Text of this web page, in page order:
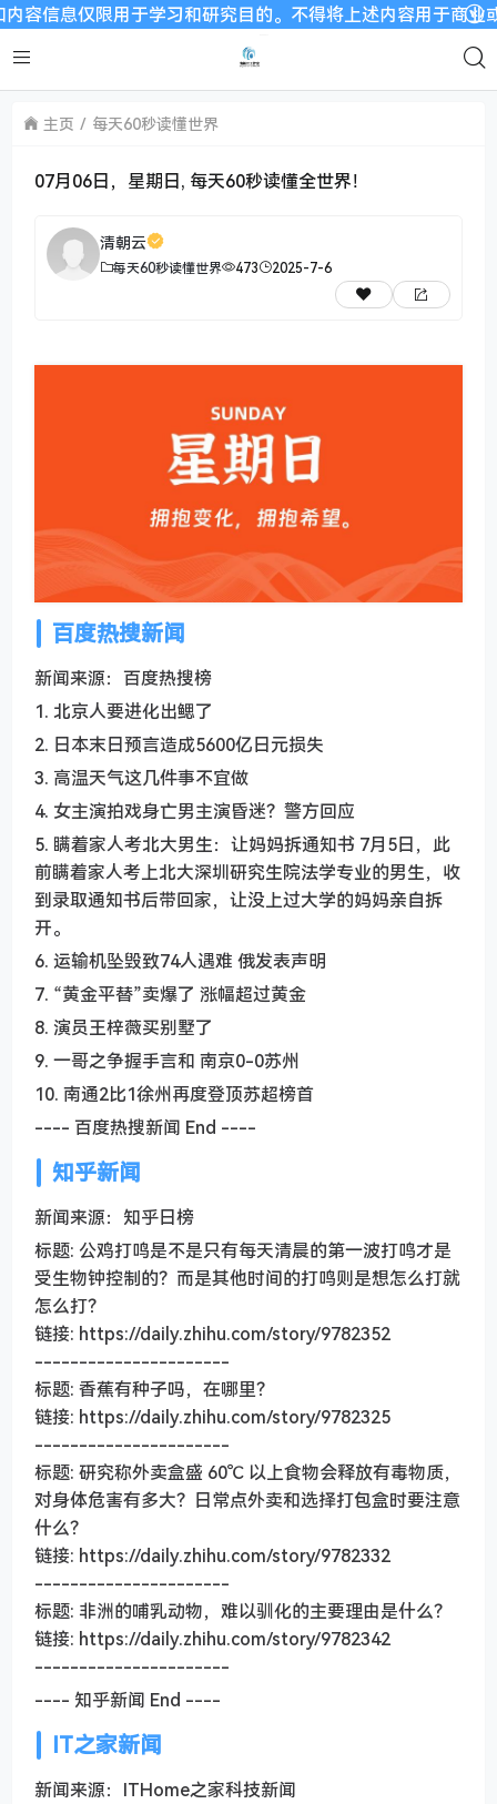
仅限用于学习和研究目的。不得将上述内容用于商业或者
主页 每天60秒读懂世界
07月06日，星期日, 每天60秒读懂全世界！
清朝云
每天60秒读懂世界 473 2025-7-6
百度热搜新闻
新闻来源：百度热搜榜
1. 北京人要进化出鳃了
2. 日本末日预言造成5600亿日元损失
3. 高温天气这几件事不宜做
4. 女主演拍戏身亡男主演昏迷？警方回应
5. 瞒着家人考北大男生：让妈妈拆通知书 7月5日，此
前瞒着家人考上北大深圳研究生院法学专业的男生，收
到录取通知书后带回家，让没上过大学的妈妈亲自拆
开。
6. 运输机坠毁致74人遇难 俄发表声明
7. “黄金平替”卖爆了 涨幅超过黄金
8. 演员王梓薇买别墅了
9. 一哥之争握手言和 南京0-0苏州
10. 南通2比1徐州再度登顶苏超榜首
---- 百度热搜新闻 End ----
知乎新闻
新闻来源：知乎日榜
标题: 公鸡打鸣是不是只有每天清晨的第一波打鸣才是
受生物钟控制的？而是其他时间的打鸣则是想怎么打就
怎么打？
链接: https://daily.zhihu.com/story/9782352
----------------------
标题: 香蕉有种子吗，在哪里？
链接: https://daily.zhihu.com/story/9782325
----------------------
标题: 研究称外卖盒盛 60℃ 以上食物会释放有毒物质，
对身体危害有多大？日常点外卖和选择打包盒时要注意
什么？
链接: https://daily.zhihu.com/story/9782332
----------------------
标题: 非洲的哺乳动物，难以驯化的主要理由是什么？
链接: https://daily.zhihu.com/story/9782342
----------------------
---- 知乎新闻 End ----
IT之家新闻
新闻来源：ITHome之家科技新闻